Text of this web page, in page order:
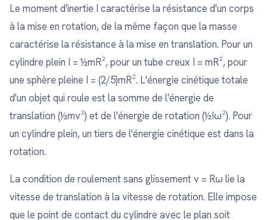
Le moment d'inertie I caractérise la résistance d'un corps
à la mise en rotation, de la même façon que la masse
caractérise la résistance à la mise en translation. Pour un
cylindre plein I = ½mR², pour un tube creux I = mR², pour
une sphère pleine I = (2/5)mR². L'énergie cinétique totale
d'un objet qui roule est la somme de l'énergie de
translation (½mv²) et de l'énergie de rotation (½Iω²). Pour
un cylindre plein, un tiers de l'énergie cinétique est dans la
rotation.
La condition de roulement sans glissement v = Rω lie la
vitesse de translation à la vitesse de rotation. Elle impose
que le point de contact du cylindre avec le plan soit